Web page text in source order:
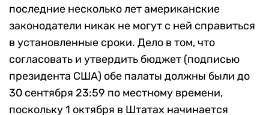
последние несколько лет американские
законодатели никак не могут с ней справиться
в установленные сроки. Дело в том, что
согласовать и утвердить бюджет (подписью
президента США) обе палаты должны были до
30 сентября 23:59 по местному времени,
поскольку 1 октября в Штатах начинается